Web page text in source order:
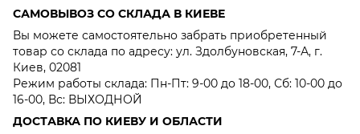
САМОВЫВОЗ СО СКЛАДА В КИЕВЕ
Вы можете самостоятельно забрать приобретенный
товар со склада по адресу: ул. Здолбуновская, 7-А, г.
Киев, 02081
Режим работы склада: Пн-Пт: 9-00 до 18-00, Сб: 10-00 до
16-00, Вс: ВЫХОДНОЙ
ДОСТАВКА ПО КИЕВУ И ОБЛАСТИ